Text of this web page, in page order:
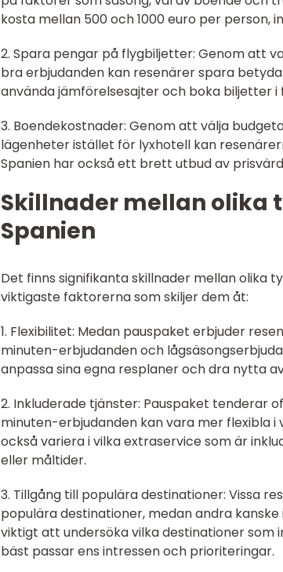
kosta mellan 500 och 1000 euro per person,
2. Spara pengar på flygbiljetter: Genom att
bra erbjudanden kan resenärer spara
använda jämförelsesajter och boka biljetter
3. Boendekostnader: Genom att välja
lägenheter istället för lyxhotell kan
Spanien har också ett brett utbud av
Skillnader mellan olika
Spanien
Det finns signifikanta skillnader mellan olika
viktigaste faktorerna som skiljer dem åt:
1. Flexibilitet: Medan pauspaket erbjuder
minuten-erbjudanden och
anpassa sina egna resplaner och dra nytta
2. Inkluderade tjänster: Pauspaket tenderar
minuten-erbjudanden kan vara mer flexibla i
också variera i vilka extraservice som är
eller måltider.
3. Tillgång till populära destinationer: Vissa
populära destinationer, medan andra
viktigt att undersöka vilka destinationer
bäst passar ens intressen och prioriteringar.